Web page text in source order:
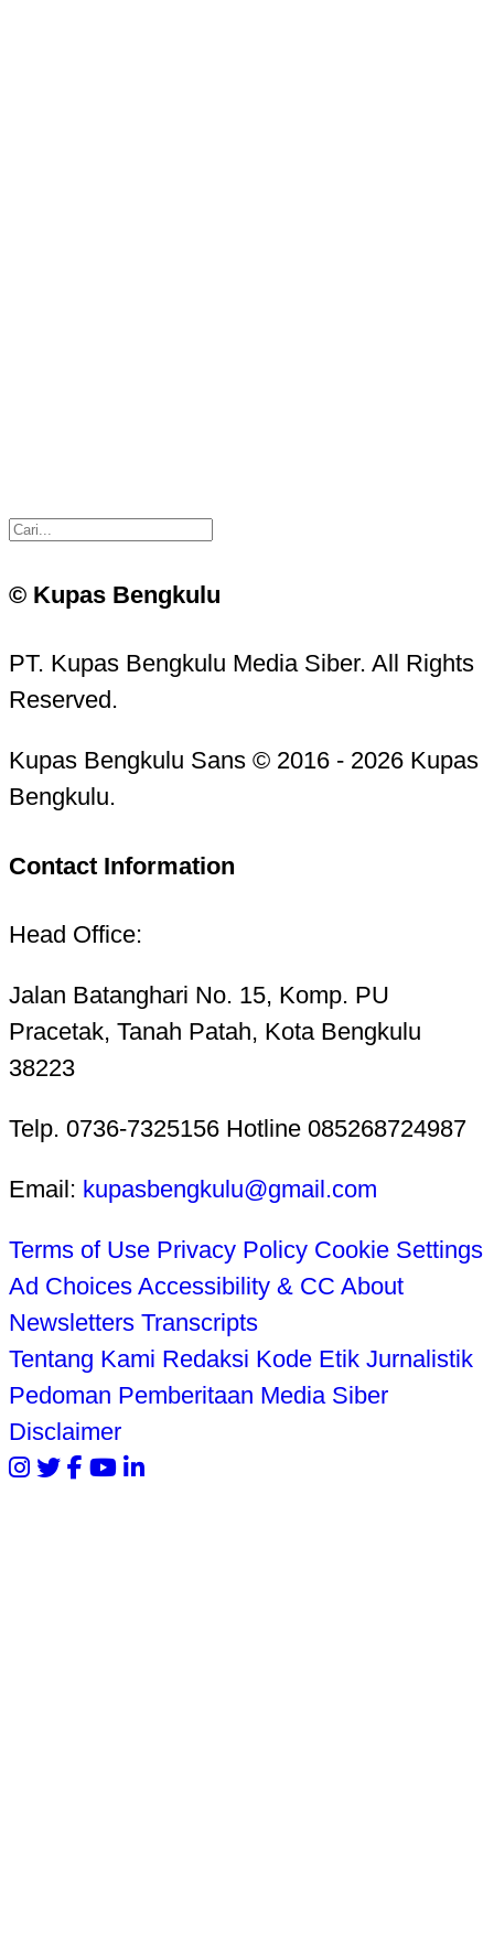
© Kupas Bengkulu
PT. Kupas Bengkulu Media Siber. All Rights
Reserved.
Kupas Bengkulu Sans © 2016 - 2026 Kupas
Bengkulu.
Contact Information
Head Office:
Jalan Batanghari No. 15, Komp. PU
Pracetak, Tanah Patah, Kota Bengkulu
38223
Telp. 0736-7325156 Hotline 085268724987
Email: kupasbengkulu@gmail.com
Terms of Use Privacy Policy Cookie Settings
Ad Choices Accessibility & CC About
Newsletters Transcripts
Tentang Kami Redaksi Kode Etik Jurnalistik
Pedoman Pemberitaan Media Siber
Disclaimer